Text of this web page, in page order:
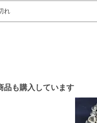
れ
品も購入しています